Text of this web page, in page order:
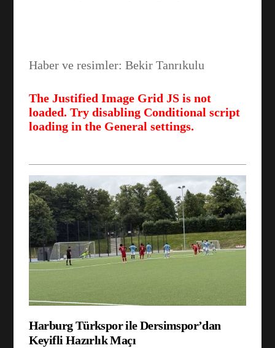
Haber ve resimler: Bekir Tanrıkulu
The Justified Image Grid JS is not
loaded. Try disabling Conditional script
loading in the General settings.
Harburg Türkspor ile Dersimspor’dan
Keyifli Hazırlık Maçı
WhatsApp